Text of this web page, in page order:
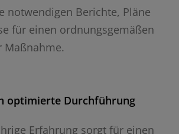
notwendigen Berichte, Pläne
für einen ordnungsgemäßen
Maßnahme.
optimierte Durchführung
Erfahrung sorgt für einen